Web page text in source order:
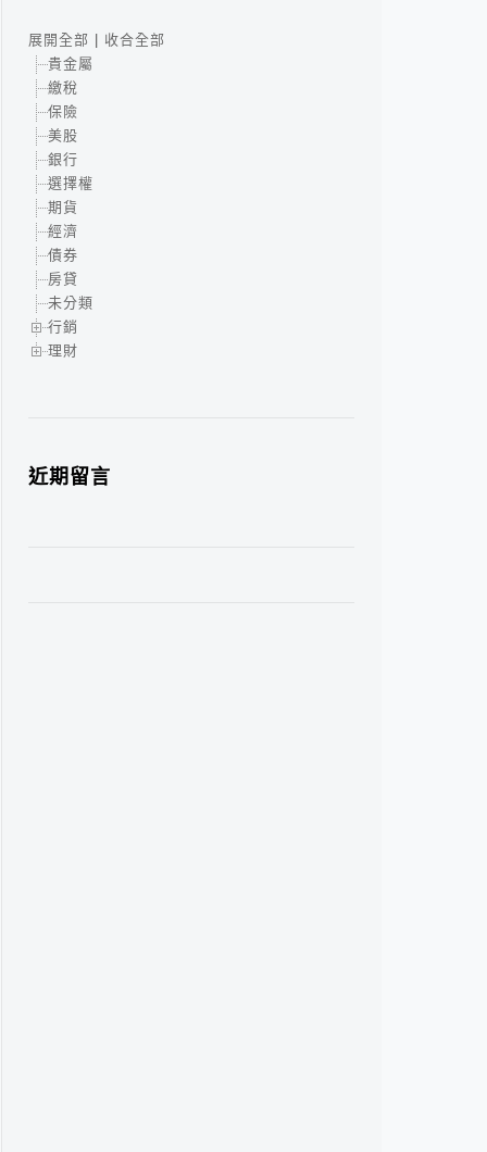
展開全部
收合全部
貴金屬
繳稅
保險
美股
銀行
選擇權
期貨
經濟
債券
房貸
未分類
行銷
理財
近期留言